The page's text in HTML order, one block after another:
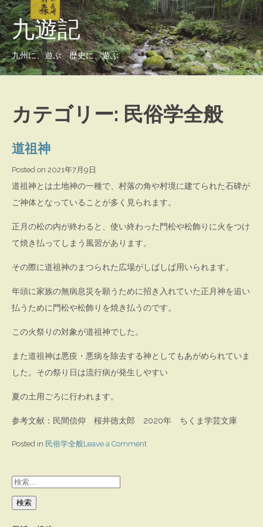
九遊記
九州に、遊ぶ 歴史に、遊ぶ
カテゴリー: 民俗学全般
道祖神
Posted on 2021年7月9日
道祖神とは土地神の一種で、村落の角や村境に建てられた石碑が
ご神体となっていることが多く見られます。
正月の松の内が終わると、使い終わった門松や松飾りに火をつけ
て焼き払ってしまう風習があります。
その際に道祖神のまつられた広場がしばしば用いられます。
年頭に家族の無病息災を願うために招き入れていた正月神を追い
払うために門松や松飾りを焼き払うのです。
この火祭りの対象が道祖神でした。
また道祖神は悪疫・悪病を除去する神としてもあがめられていま
した。その祭り日は流行病が発生しやすい
夏の土用ごろに行われます。
参考文献：民間信仰 桜井徳太郎 2020年 ちくま学芸文庫
Posted in 民俗学全般Leave a Commenton
検
索: